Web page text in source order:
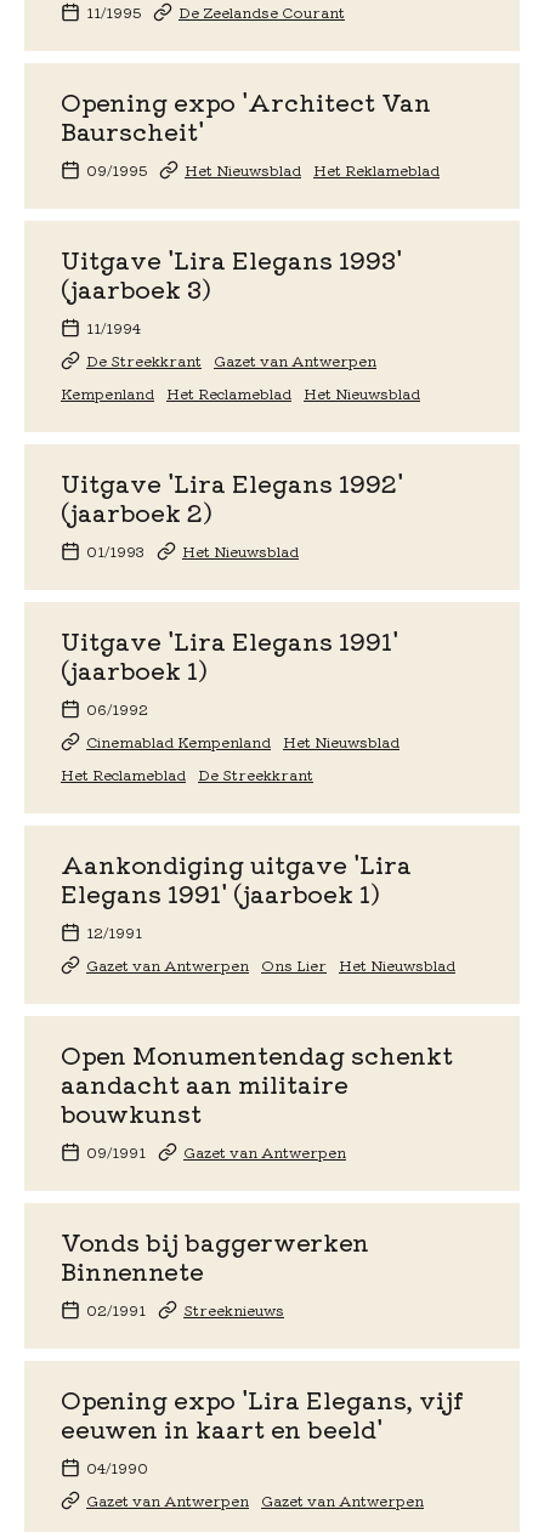
11/1995 De Zeelandse Courant
Opening expo 'Architect Van
Baurscheit'
09/1995 Het Nieuwsblad Het Reklameblad
Uitgave 'Lira Elegans 1993'
(jaarboek 3)
11/1994
De Streekkrant
Gazet van Antwerpen
Kempenland
Het Reclameblad Het Nieuwsblad
Uitgave 'Lira Elegans 1992'
(jaarboek 2)
01/1993 Het Nieuwsblad
Uitgave 'Lira Elegans 1991'
(jaarboek 1)
06/1992
Cinemablad Kempenland
Het Nieuwsblad
Het Reclameblad
De Streekkrant
Aankondiging uitgave 'Lira
Elegans 1991' (jaarboek 1)
12/1991
Gazet van Antwerpen
Ons Lier Het Nieuwsblad
Open Monumentendag schenkt
aandacht aan militaire
bouwkunst
09/1991 Gazet van Antwerpen
Vonds bij baggerwerken
Binnennete
02/1991 Streeknieuws
Opening expo 'Lira Elegans, vijf
eeuwen in kaart en beeld'
04/1990
Gazet van Antwerpen
Gazet van Antwerpen